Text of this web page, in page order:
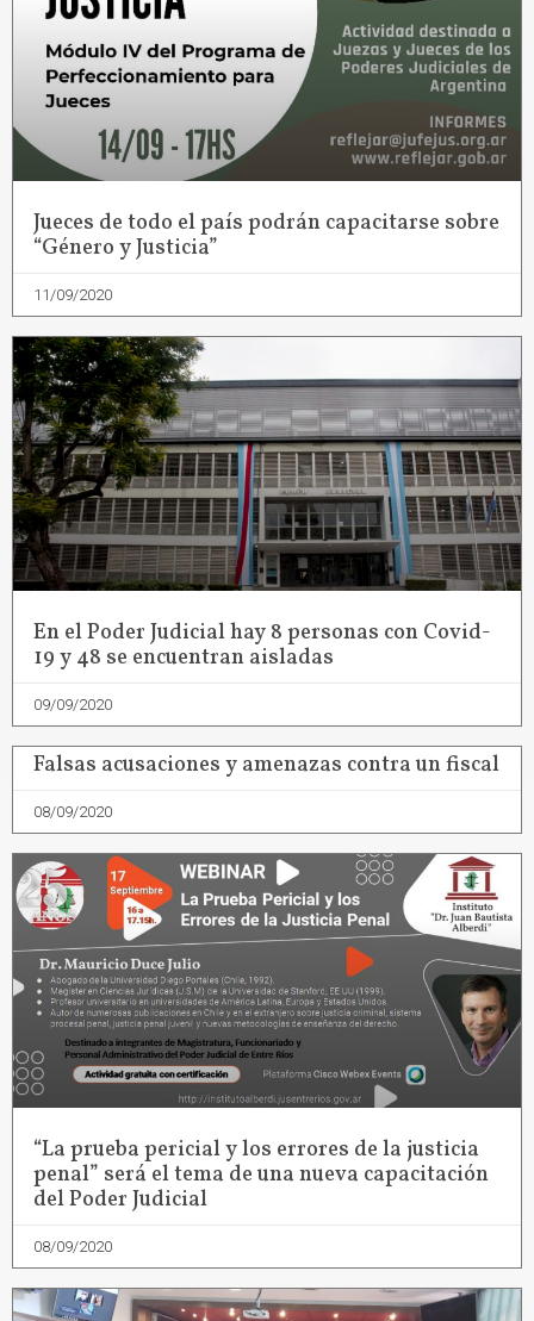
Jueces de todo el país podrán capacitarse sobre
“Género y Justicia”
11/09/2020
En el Poder Judicial hay 8 personas con Covid-
19 y 48 se encuentran aisladas
09/09/2020
Falsas acusaciones y amenazas contra un fiscal
08/09/2020
“La prueba pericial y los errores de la justicia
penal” será el tema de una nueva capacitación
del Poder Judicial
08/09/2020